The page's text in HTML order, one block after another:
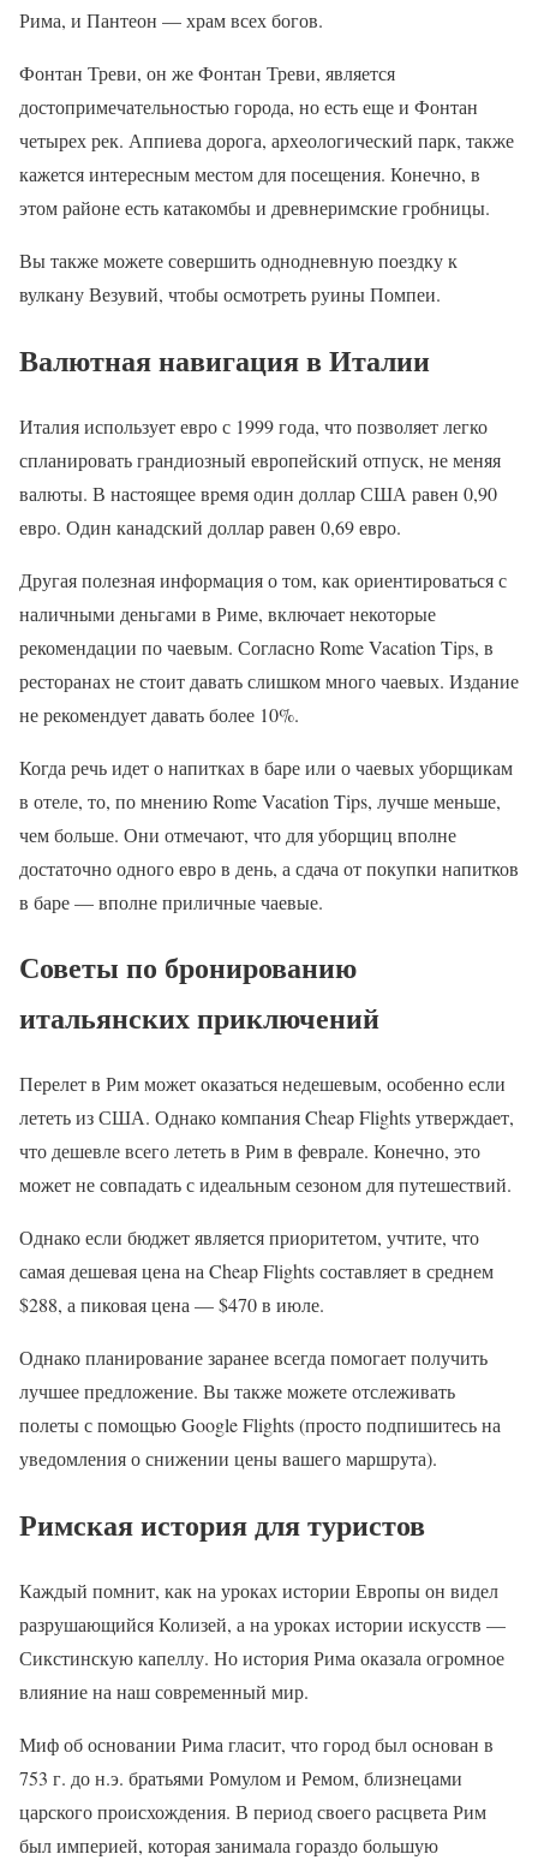
Рима, и Пантеон — храм всех богов.
Фонтан Треви, он же Фонтан Треви, является
достопримечательностью города, но есть еще и Фонтан
четырех рек. Аппиева дорога, археологический парк, также
кажется интересным местом для посещения. Конечно, в
этом районе есть катакомбы и древнеримские гробницы.
Вы также можете совершить однодневную поездку к
вулкану Везувий, чтобы осмотреть руины Помпеи.
Валютная навигация в Италии
Италия использует евро с 1999 года, что позволяет легко
спланировать грандиозный европейский отпуск, не меняя
валюты. В настоящее время один доллар США равен 0,90
евро. Один канадский доллар равен 0,69 евро.
Другая полезная информация о том, как ориентироваться с
наличными деньгами в Риме, включает некоторые
рекомендации по чаевым. Согласно Rome Vacation Tips, в
ресторанах не стоит давать слишком много чаевых. Издание
не рекомендует давать более 10%.
Когда речь идет о напитках в баре или о чаевых уборщикам
в отеле, то, по мнению Rome Vacation Tips, лучше меньше,
чем больше. Они отмечают, что для уборщиц вполне
достаточно одного евро в день, а сдача от покупки напитков
в баре — вполне приличные чаевые.
Советы по бронированию
итальянских приключений
Перелет в Рим может оказаться недешевым, особенно если
лететь из США. Однако компания Cheap Flights утверждает,
что дешевле всего лететь в Рим в феврале. Конечно, это
может не совпадать с идеальным сезоном для путешествий.
Однако если бюджет является приоритетом, учтите, что
самая дешевая цена на Cheap Flights составляет в среднем
$288, а пиковая цена — $470 в июле.
Однако планирование заранее всегда помогает получить
лучшее предложение. Вы также можете отслеживать
полеты с помощью Google Flights (просто подпишитесь на
уведомления о снижении цены вашего маршрута).
Римская история для туристов
Каждый помнит, как на уроках истории Европы он видел
разрушающийся Колизей, а на уроках истории искусств —
Сикстинскую капеллу. Но история Рима оказала огромное
влияние на наш современный мир.
Миф об основании Рима гласит, что город был основан в
753 г. до н.э. братьями Ромулом и Ремом, близнецами
царского происхождения. В период своего расцвета Рим
был империей, которая занимала гораздо большую